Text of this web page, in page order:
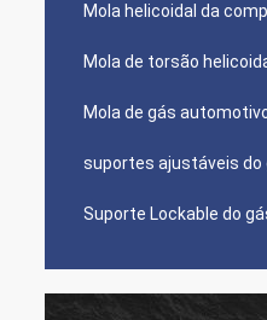
Mola helicoidal da
Mola de torsão
Mola de gás
suportes ajustáveis do
Suporte Lockable do